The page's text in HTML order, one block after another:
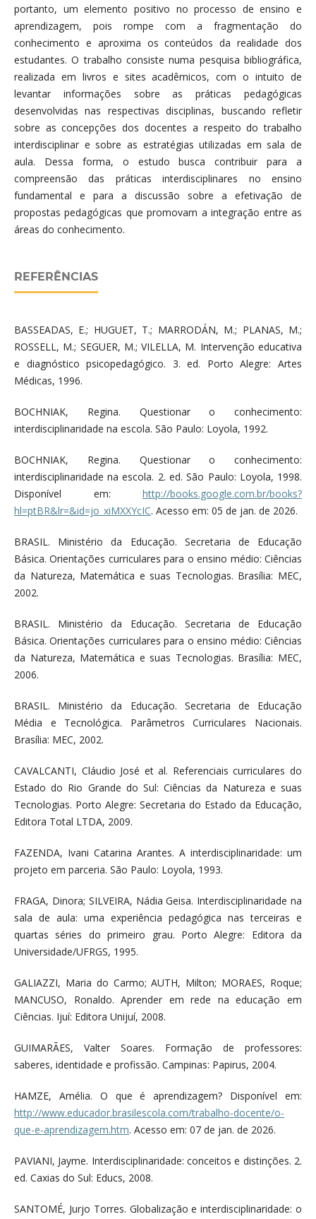
portanto, um elemento positivo no processo de ensino e
aprendizagem, pois rompe com a fragmentação do
conhecimento e aproxima os conteúdos da realidade dos
estudantes. O trabalho consiste numa pesquisa bibliográfica,
realizada em livros e sites acadêmicos, com o intuito de
levantar informações sobre as práticas pedagógicas
desenvolvidas nas respectivas disciplinas, buscando refletir
sobre as concepções dos docentes a respeito do trabalho
interdisciplinar e sobre as estratégias utilizadas em sala de
aula. Dessa forma, o estudo busca contribuir para a
compreensão das práticas interdisciplinares no ensino
fundamental e para a discussão sobre a efetivação de
propostas pedagógicas que promovam a integração entre as
áreas do conhecimento.
REFERÊNCIAS
BASSEADAS, E.; HUGUET, T.; MARRODÁN, M.; PLANAS, M.;
ROSSELL, M.; SEGUER, M.; VILELLA, M. Intervenção educativa
e diagnóstico psicopedagógico. 3. ed. Porto Alegre: Artes
Médicas, 1996.
BOCHNIAK, Regina. Questionar o conhecimento:
interdisciplinaridade na escola. São Paulo: Loyola, 1992.
BOCHNIAK, Regina. Questionar o conhecimento:
interdisciplinaridade na escola. 2. ed. São Paulo: Loyola, 1998.
Disponível em:http://books.google.com.br/books?
hl=ptBR&lr=&id=jo_xiMXXYcIC. Acesso em: 05 de jan. de 2026.
BRASIL. Ministério da Educação. Secretaria de Educação
Básica. Orientações curriculares para o ensino médio: Ciências
da Natureza, Matemática e suas Tecnologias. Brasília: MEC,
2002.
BRASIL. Ministério da Educação. Secretaria de Educação
Básica. Orientações curriculares para o ensino médio: Ciências
da Natureza, Matemática e suas Tecnologias. Brasília: MEC,
2006.
BRASIL. Ministério da Educação. Secretaria de Educação
Média e Tecnológica. Parâmetros Curriculares Nacionais.
Brasília: MEC, 2002.
CAVALCANTI, Cláudio José et al. Referenciais curriculares do
Estado do Rio Grande do Sul: Ciências da Natureza e suas
Tecnologias. Porto Alegre: Secretaria do Estado da Educação,
Editora Total LTDA, 2009.
FAZENDA, Ivani Catarina Arantes. A interdisciplinaridade: um
projeto em parceria. São Paulo: Loyola, 1993.
FRAGA, Dinora; SILVEIRA, Nádia Geisa. Interdisciplinaridade na
sala de aula: uma experiência pedagógica nas terceiras e
quartas séries do primeiro grau. Porto Alegre: Editora da
Universidade/UFRGS, 1995.
GALIAZZI, Maria do Carmo; AUTH, Milton; MORAES, Roque;
MANCUSO, Ronaldo. Aprender em rede na educação em
Ciências. Ijuí: Editora Unijuí, 2008.
GUIMARÃES, Valter Soares. Formação de professores:
saberes, identidade e profissão. Campinas: Papirus, 2004.
HAMZE, Amélia. O que é aprendizagem? Disponível em:
http://www.educador.brasilescola.com/trabalho-docente/o-
que-e-aprendizagem.htm. Acesso em: 07 de jan. de 2026.
PAVIANI, Jayme. Interdisciplinaridade: conceitos e distinções. 2.
ed. Caxias do Sul: Educs, 2008.
SANTOMÉ, Jurjo Torres. Globalização e interdisciplinaridade: o